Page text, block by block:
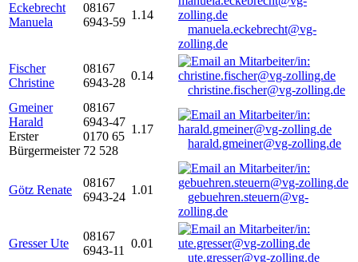
Eckebrecht
Manuela
08167
6943-59
1.14
manuela.eckebrecht@vg-
zolling.de
Fischer
Christine
08167
6943-28
0.14
christine.fischer@vg-zolling.de
Gmeiner
Harald
Erster
Bürgermeister
08167
6943-47
0170 65
72 528
1.17
harald.gmeiner@vg-zolling.de
Götz Renate
08167
6943-24
1.01
gebuehren.steuern@vg-
zolling.de
Gresser Ute
08167
6943-11
0.01
ute.gresser@vg-zolling.de